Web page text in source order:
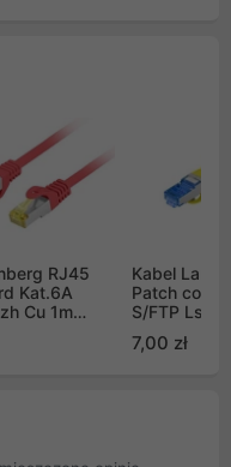
RJ45
Kat.6A
Cu 1m
Kabel
Patch cord
S/FTP Lszh
7,00 zł